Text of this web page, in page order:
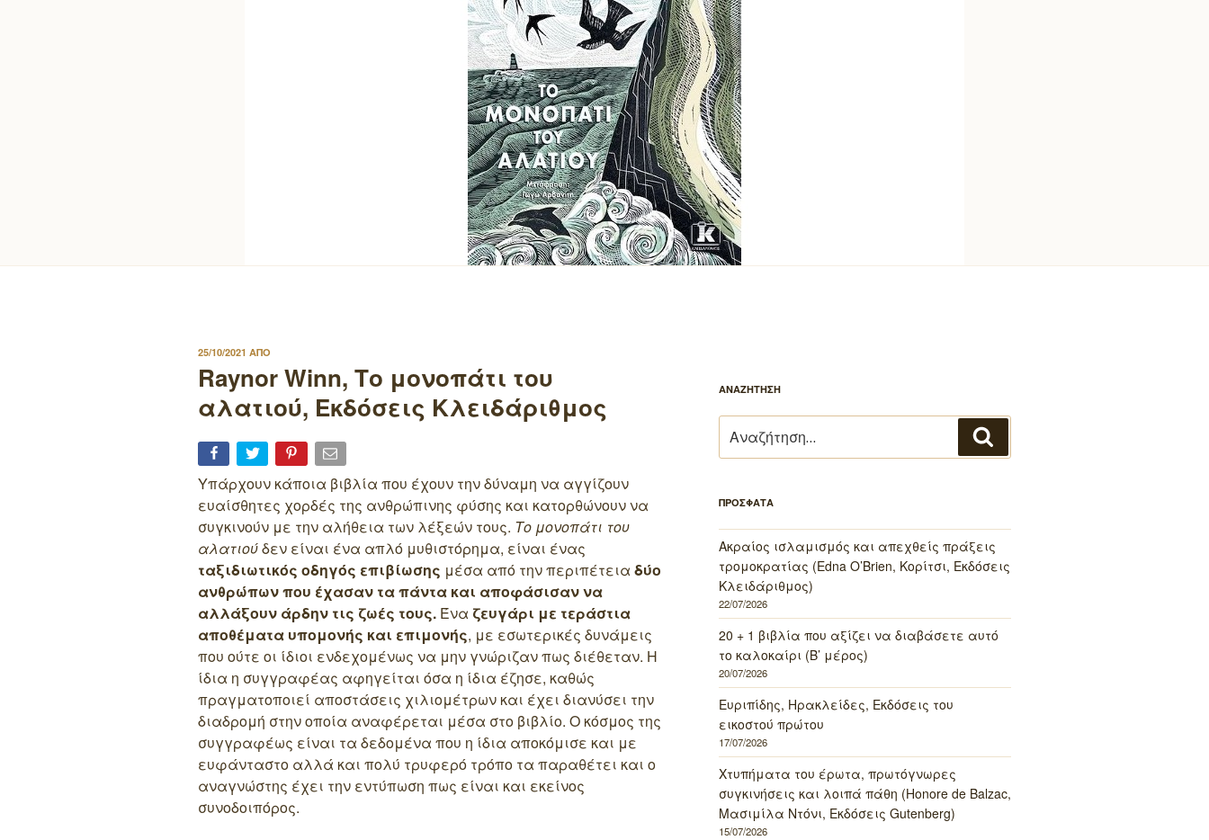
ΔΗΜΟΣΙΕΥΤΗΚΕ
25/10/2021 ΑΠΟ
Raynor Winn, Το μονοπάτι του
αλατιού, Εκδόσεις Κλειδάριθμος
Υπάρχουν κάποια βιβλία που έχουν την δύναμη να αγγίζουν
ευαίσθητες χορδές της ανθρώπινης φύσης και κατορθώνουν να
συγκινούν με την αλήθεια των λέξεών τους. Το μονοπάτι του
αλατιούδεν είναι ένα απλό μυθιστόρημα, είναι ένας
ταξιδιωτικός οδηγός επιβίωσης μέσα από την περιπέτεια δύο
ανθρώπων που έχασαν τα πάντα και αποφάσισαν να
αλλάξουν άρδην τις ζωές τους. Ένα ζευγάρι με τεράστια
αποθέματα υπομονής και επιμονής, με εσωτερικές δυνάμεις
που ούτε οι ίδιοι ενδεχομένως να μην γνώριζαν πως διέθεταν. Η
ίδια η συγγραφέας αφηγείται όσα η ίδια έζησε, καθώς
πραγματοποιεί αποστάσεις χιλιομέτρων και έχει διανύσει την
διαδρομή στην οποία αναφέρεται μέσα στο βιβλίο. Ο κόσμος της
συγγραφέως είναι τα δεδομένα που η ίδια αποκόμισε και με
ευφάνταστο αλλά και πολύ τρυφερό τρόπο τα παραθέτει και ο
αναγνώστης έχει την εντύπωση πως είναι και εκείνος
συνοδοιπόρος.
ΑΝΑΖΗΤΗΣΗ
για:
ΠΡΟΣΦΑΤΑ
Ακραίος ισλαμισμός και απεχθείς πράξεις
τρομοκρατίας (Edna O’Brien, Κορίτσι, Εκδόσεις
Κλειδάριθμος)
22/07/2026
20 + 1 βιβλία που αξίζει να διαβάσετε αυτό
το καλοκαίρι (Β’ μέρος)
20/07/2026
Ευριπίδης, Ηρακλείδες, Εκδόσεις του
εικοστού πρώτου
17/07/2026
Χτυπήματα του έρωτα, πρωτόγνωρες
συγκινήσεις και λοιπά πάθη (Honore de Balzac,
Μασιμίλα Ντόνι, Εκδόσεις Gutenberg)
15/07/2026